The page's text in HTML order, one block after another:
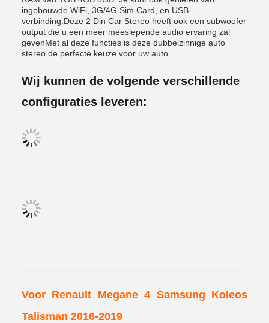
ingebouwde WiFi, 3G/4G Sim Card, en USB-
verbinding.Deze 2 Din Car Stereo heeft ook een subwoofer
output die u een meer meeslepende audio ervaring zal
gevenMet al deze functies is deze dubbelzinnige auto
stereo de perfecte keuze voor uw auto.
Wij kunnen de volgende verschillende
configuraties leveren:
Voor Renault Megane 4 Samsung Koleos
Talisman 2016-2019